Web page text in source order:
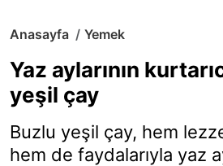
Anasayfa Yemek
Yaz aylarının
yeşil çay
Buzlu yeşil çay, hem
hem de faydalarıyla yaz